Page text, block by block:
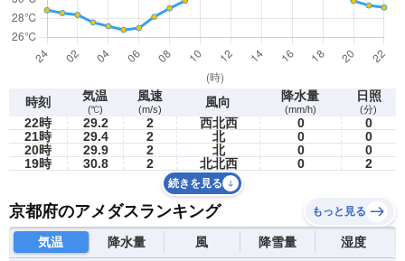
時刻 気温
(℃)
風速
(m/s) 風向 降水量
(mm/h)
日照
(分)
22時 29.2 2 西北西 0
0
21時
29.4 2 北 0
0
20時
29.9 2 北 0
0
19時
30.8 2 北北西 0 2
続きを見る
京都府のアメダスランキング もっと見る
気温 降水量 風 降雪量 湿度